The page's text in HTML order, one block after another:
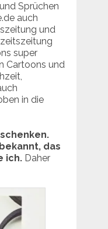
Sprüchen
auch
und
super
Cartoons und
in die
das
ich.Daher